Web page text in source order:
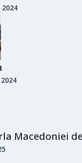
Macedoniei